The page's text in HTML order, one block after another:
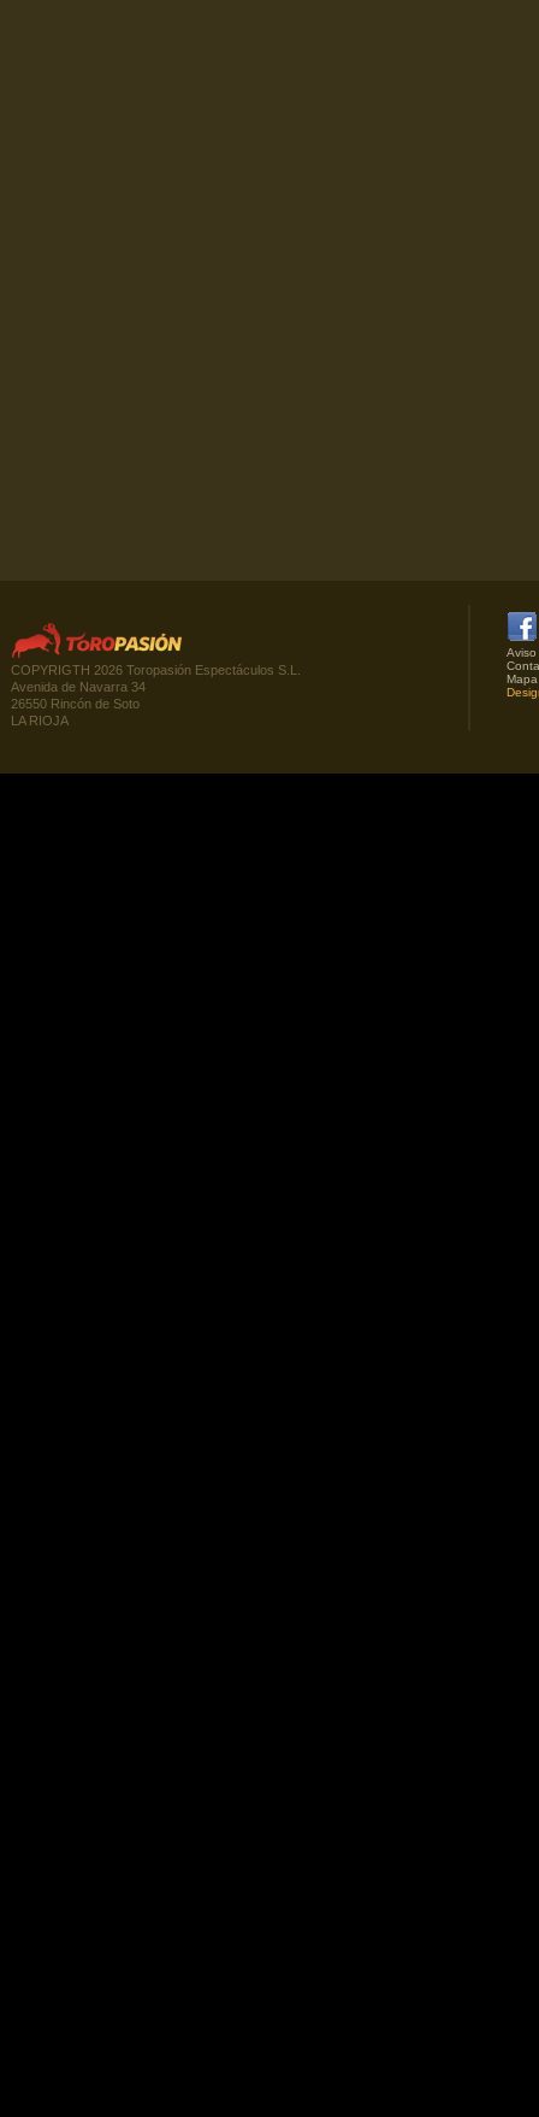
COPYRIGTH 2026 Toropasión Espectáculos S.L.
Avenida de Navarra 34
26550 Rincón de Soto
LA RIOJA